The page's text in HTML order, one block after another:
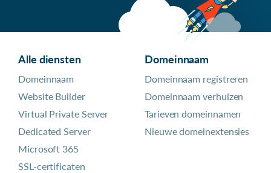
Alle diensten
Domeinnaam
Website Builder
Virtual Private Server
Dedicated Server
Microsoft 365
SSL-certificaten
Domeinnaam
Domeinnaam registreren
Domeinnaam verhuizen
Tarieven domeinnamen
Nieuwe domeinextensies